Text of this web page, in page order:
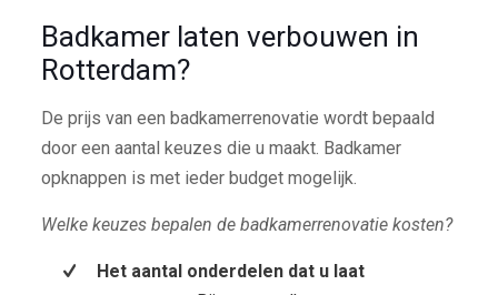
Badkamer laten verbouwen in
Rotterdam?
De prijs van een badkamerrenovatie wordt bepaald
door een aantal keuzes die u maakt. Badkamer
opknappen is met ieder budget mogelijk.
Welke keuzes bepalen de badkamerrenovatie kosten?
Het aantal onderdelen dat u laat